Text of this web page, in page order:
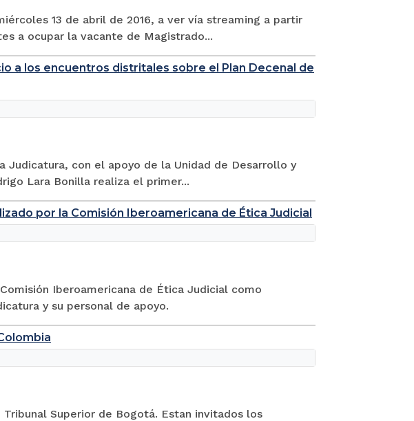
13 de abril de 2016, a ver vía streaming a partir
a ocupar la vacante de Magistrado...
a los encuentros distritales sobre el Plan Decenal de
Judicatura, con el apoyo de la Unidad de Desarrollo y
Lara Bonilla realiza el primer...
por la Comisión Iberoamericana de Ética Judicial
Iberoamericana de Ética Judicial como
y su personal de apoyo.
Superior de Bogotá. Estan invitados los